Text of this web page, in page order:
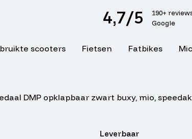
4,7/5
190+
Google
scooters Fietsen Fatbikes
DMP opklapbaar zwart buxy, mio,
Leverbaar